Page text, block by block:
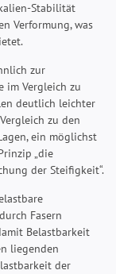
Stabilität
Verformung, was
zur
im Vergleich zu
deutlich leichter
zu den
ein möglichst
„die
der Steifigkeit“.
Fasern
Belastbarkeit
liegenden
der